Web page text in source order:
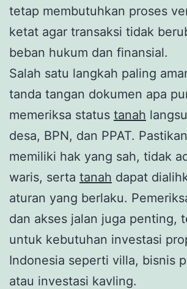
tetap membutuhkan proses
ketat agar transaksi tidak
beban hukum dan finansial.
Salah satu langkah paling
tanda tangan dokumen apa
memeriksa status tanah
desa, BPN, dan PPAT.
memiliki hak yang sah, tidak
waris, serta tanah dapat
aturan yang berlaku.
dan akses jalan juga penting,
untuk kebutuhan investasi
Indonesia seperti villa, bisnis
atau investasi kavling.